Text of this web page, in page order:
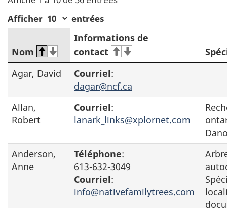
Afficher
entrées
Nom
Informations de
contact
Agar, David
Courriel:
dagar@ncf.ca
Allan,
Robert
Courriel:
lanark_links@xplornet.com
Anderson,
Anne
Téléphone:
613-632-3049
Courriel:
info@nativefamilytrees.com